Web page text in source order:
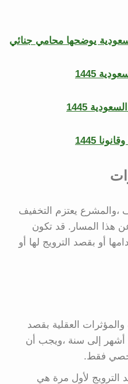
يوضحها محامي جنائي
1445
1445
1445
،والمشرع يعتزم التخفيف
هذا المسار. قد تكون
أو بقصد الترويج لها أو
العقلية بقصد
أشهر إلى سنة ،ويجب أن
فقط.
الترويج لأول مرة هي